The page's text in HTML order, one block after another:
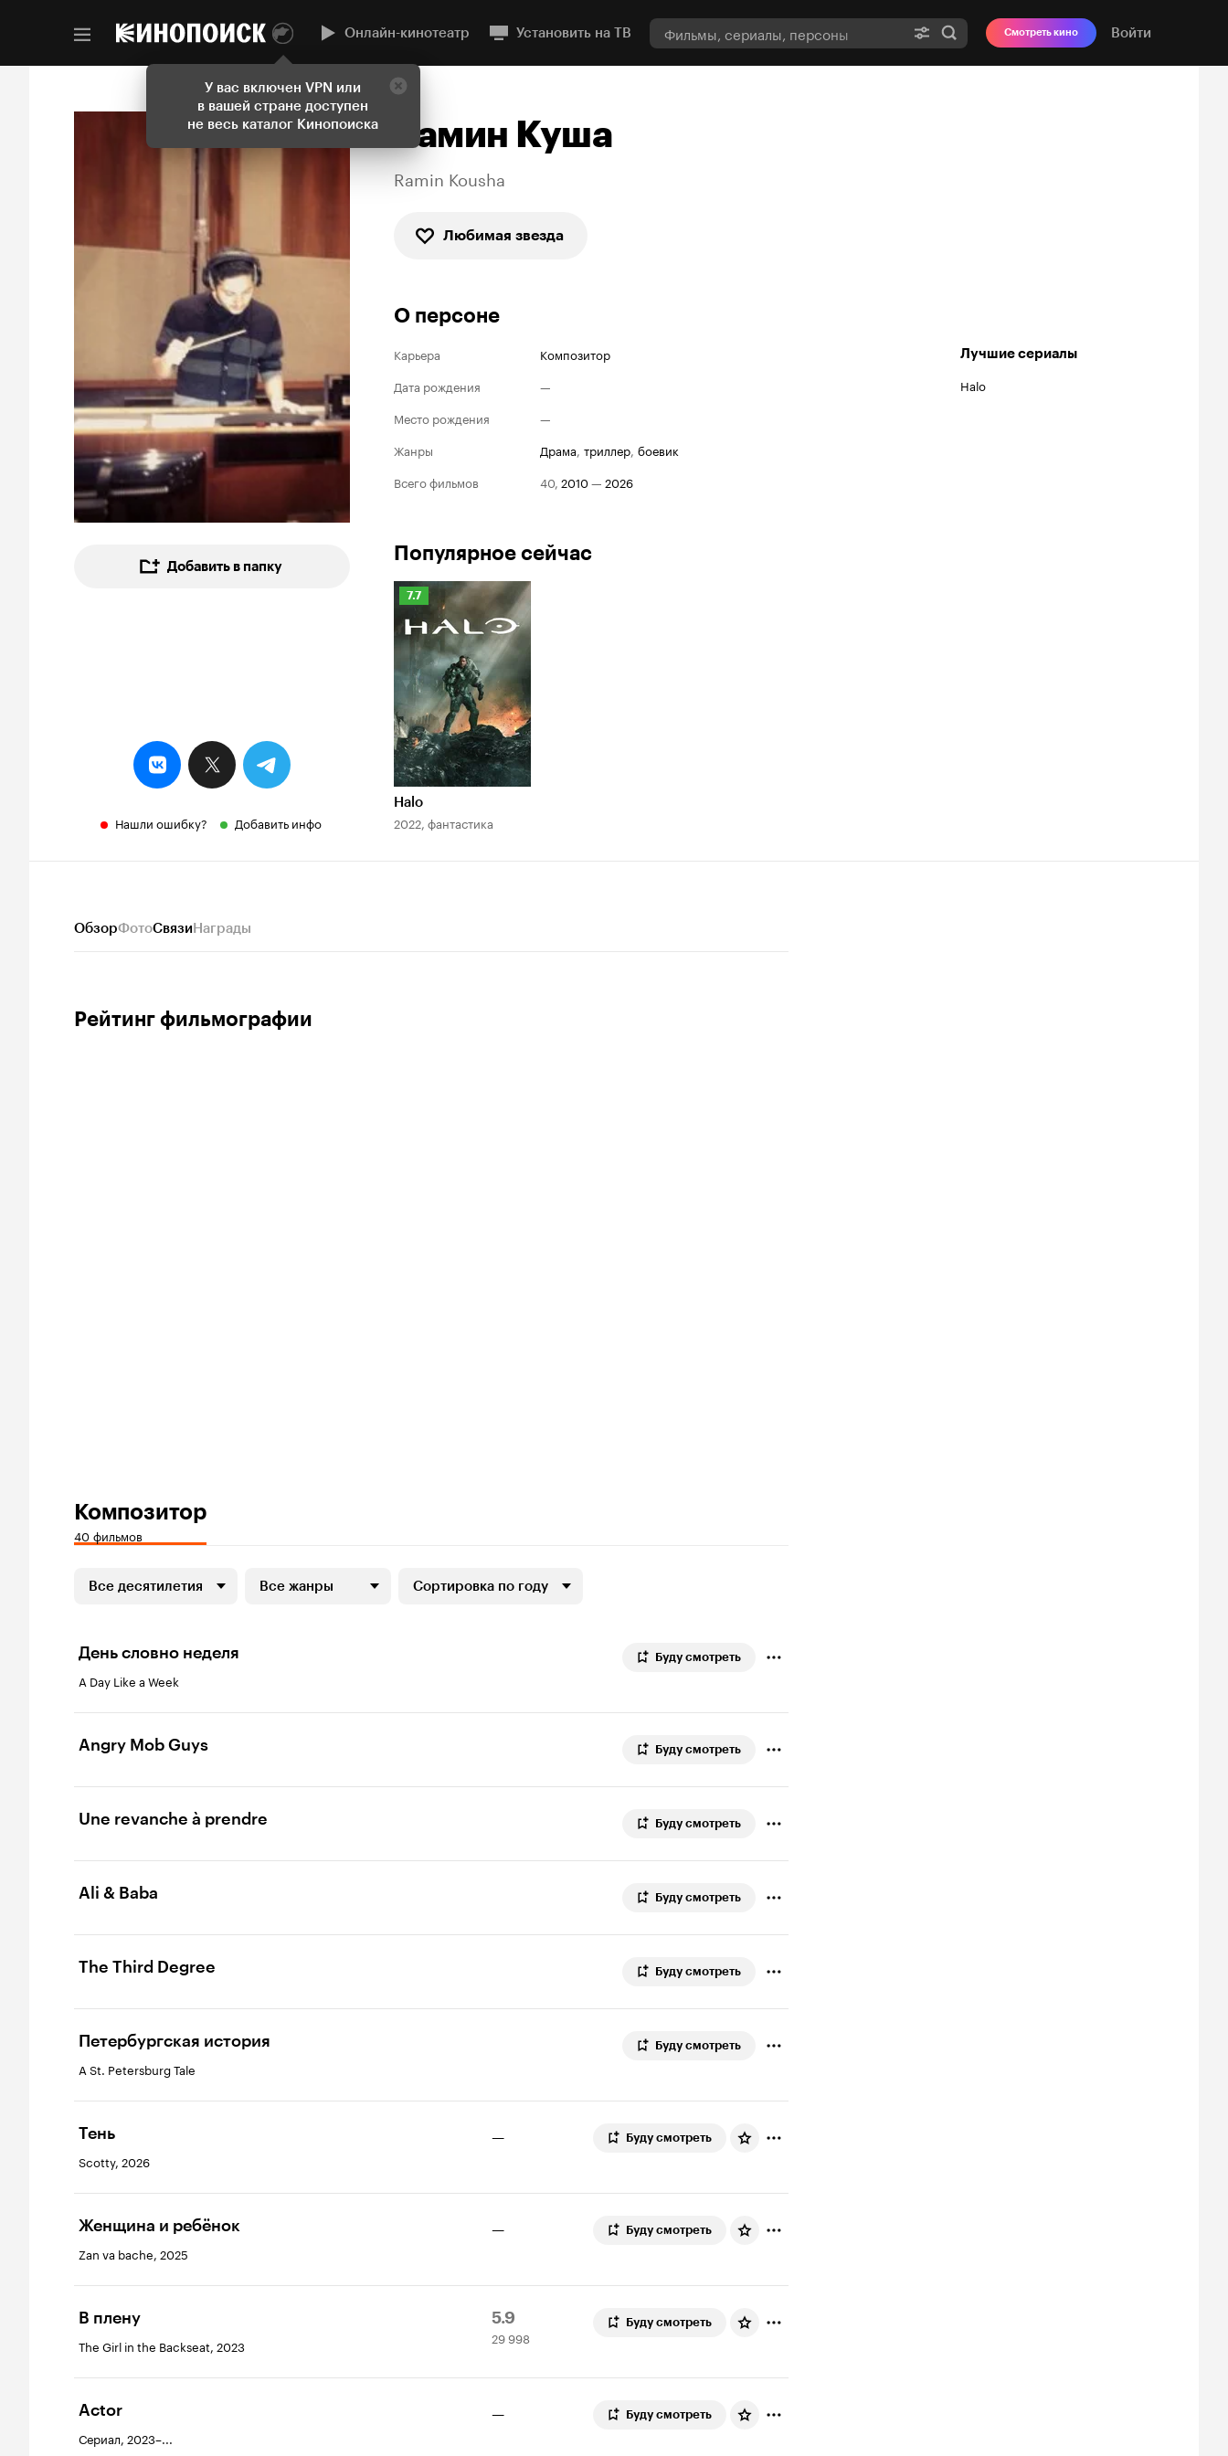
У вас включен VPN или
в вашей стране доступен
не весь каталог Кинопоиска
Онлайн-кинотеатр Установить на ТВ Смотреть кино Войти
Добавить в папку
Нашли ошибку? Добавить инфо
Рамин Куша
Ramin Kousha
Любимая звезда
О персоне
Карьера
Композитор
Дата рождения
—
Место рождения
—
Жанры
драма, триллер, боевик
Всего фильмов
40, 2010— 2026
Лучшие сериалы
Halo
Популярное сейчас
Рейтинг
Кинопоиска
7.7
7.7
Halo
2022, фантастика
ОбзорФотоСвязиНаграды
Рейтинг фильмографии
Композитор
40 фильмов
Все десятилетия Все жанры Сортировка по году
День словно неделя
A Day Like a Week
Буду смотреть
Angry Mob Guys Буду смотреть
Une revanche à prendre Буду смотреть
Ali & Baba Буду смотреть
The Third Degree Буду смотреть
Петербургская история
A St. Petersburg Tale
Буду смотреть
Тень
Scotty, 2026
— Буду смотреть
Женщина и ребёнок
Zan va bache, 2025
— Буду смотреть
В плену
The Girl in the Backseat, 2023
Рейтинг
Кинопоиска
5.9
29
998
29 998
Буду смотреть
Actor
Сериал, 2023–...
— Буду смотреть